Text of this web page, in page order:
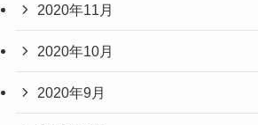
2020年11月
2020年10月
2020年9月